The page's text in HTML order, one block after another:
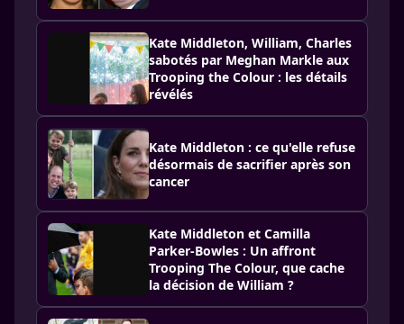
Kate Middleton, William, Charles
sabotés par Meghan Markle aux
Trooping the Colour : les détails
révélés
Kate Middleton : ce qu'elle refuse
désormais de sacrifier après son
cancer
Kate Middleton et Camilla
Parker-Bowles : Un affront
Trooping The Colour, que cache
la décision de William ?